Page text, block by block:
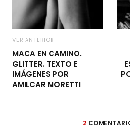
VER ANTERIOR
MACA EN CAMINO.
GLITTER. TEXTO E
IMÁGENES POR
AMILCAR MORETTI
2